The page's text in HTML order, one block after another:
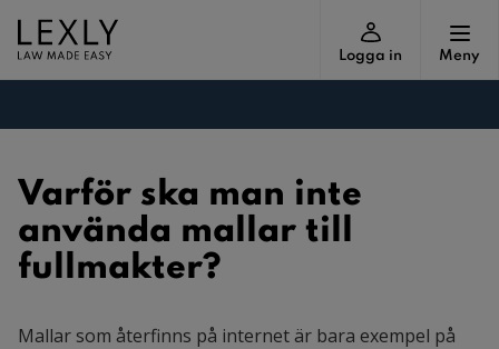
Logga in Meny
Varför ska man inte
använda mallar till
fullmakter?
Mallar som återfinns på internet är bara exempel på